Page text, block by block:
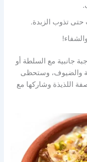
حتى تذوب الزبدة.
جانبية مع السلطة أو
والضيوف، وستحظى
اللذيذة وشاركها مع